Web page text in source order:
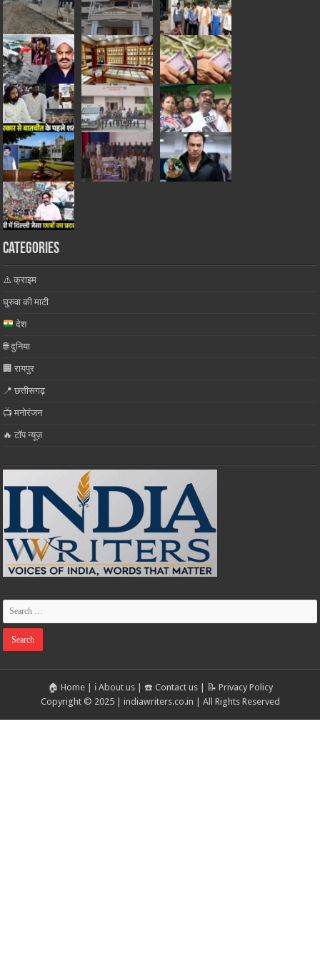
Categories
⚠️ क्राइम
घुरुवा की माटी
देश
🌐 दुनिया
🏢 रायपुर
📍 छत्तीसगढ़
📺 मनोरंजन
🔥 टॉप न्यूज़
🏠 Home| ℹ️ About us| ☎️ Contact us| 📝 Privacy Policy
Copyright © 2025 | indiawriters.co.in | All Rights Reserved